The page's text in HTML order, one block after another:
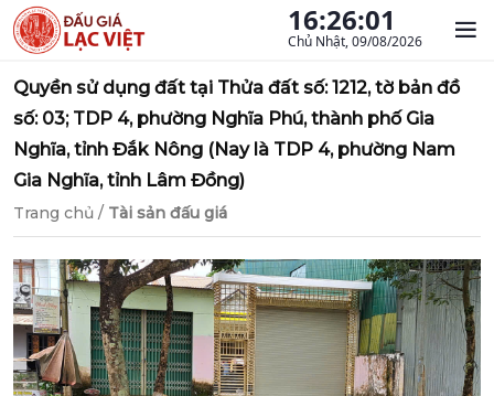
16:26:01
Chủ Nhật, 09/08/2026
Quyền sử dụng đất tại Thửa đất số: 1212, tờ bản đồ
số: 03; TDP 4, phường Nghĩa Phú, thành phố Gia
Nghĩa, tỉnh Đắk Nông (Nay là TDP 4, phường Nam
Gia Nghĩa, tỉnh Lâm Đồng)
Trang chủ / Tài sản đấu giá